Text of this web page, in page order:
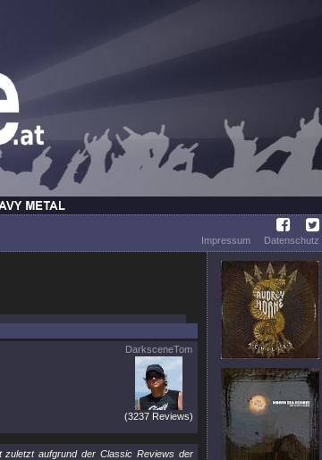
Impressum
Datenschutz
DarksceneTom
(3237 Reviews)
zuletzt aufgrund der Classic Reviews der